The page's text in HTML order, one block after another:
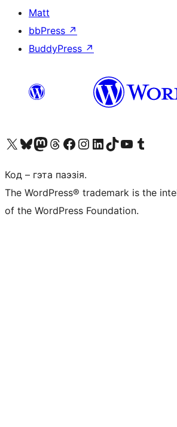
Matt
bbPress ↗
BuddyPress ↗
Наведайце наш акаўнт у X (былы Twitter)
Visit our Bluesky account
Visit our Mastodon account
Visit our Threads account
Наведаеце нашу старонку на Facebook
Наведайце наш Instagram
Наведайце нашу старонку ў LinkedIn
Visit our TikTok account
Наведайце наш YouTube каналVisit our Tumblr
Код – гэта паэзія.
The WordPress® trademark is the
of the WordPress Foundation.